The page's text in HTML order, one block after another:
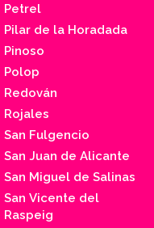
Petrel
Pilar de la Horadada
Pinoso
Polop
Redován
Rojales
San Fulgencio
San Juan de Alicante
San Miguel de Salinas
San Vicente del
Raspeig